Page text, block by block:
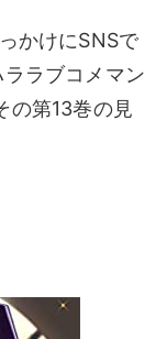
かけにSNSで
ラブコメマン
の第13巻の見